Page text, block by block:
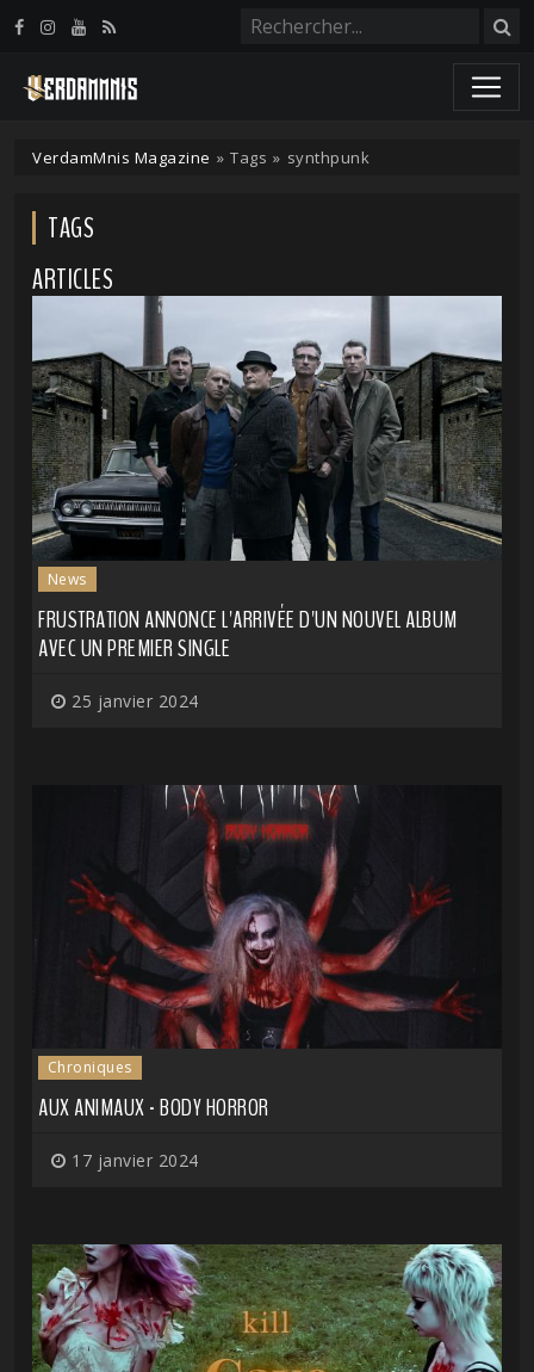
VerdamMnis Magazine » Tags » synthpunk
TAGS
ARTICLES
News
FRUSTRATION ANNONCE L'ARRIVÉE D'UN NOUVEL ALBUM
AVEC UN PREMIER SINGLE
25 janvier 2024
Chroniques
AUX ANIMAUX - BODY HORROR
17 janvier 2024
Panneau de gestion des cookies